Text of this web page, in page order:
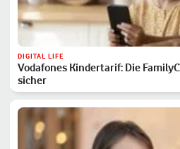
DIGITAL LIFE
Vodafones Kindertarif: Die
sicher